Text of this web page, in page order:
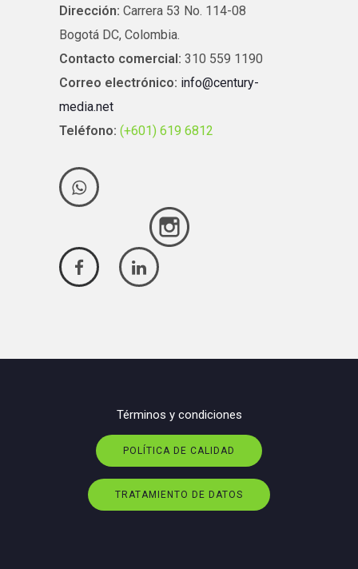
Dirección: Carrera 53 No. 114-08
Bogotá DC, Colombia.
Contacto comercial: 310 559 1190
Correo electrónico: info@century-
media.net
Teléfono: (+601) 619 6812
Términos y condiciones
POLÍTICA DE CALIDAD
TRATAMIENTO DE DATOS